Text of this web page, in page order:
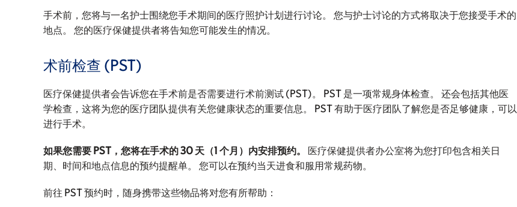
手术前，您将与一名护士围绕您手术期间的医疗照护计划进行讨论。 您与护士讨论的方式将取决于您接受手术的
地点。 您的医疗保健提供者将告知您可能发生的情况。
术前检查 (PST)
医疗保健提供者会告诉您在手术前是否需要进行术前测试 (PST)。 PST 是一项常规身体检查。 还会包括其他医
学检查，这将为您的医疗团队提供有关您健康状态的重要信息。 PST 有助于医疗团队了解您是否足够健康，可以
进行手术。
如果您需要 PST，您将在手术的 30 天（1 个月）内安排预约。
医疗保健提供者办公室将为您打印包含相关日
期、时间和地点信息的预约提醒单。 您可以在预约当天进食和服用常规药物。
前往 PST 预约时，随身携带这些物品将对您有所帮助：